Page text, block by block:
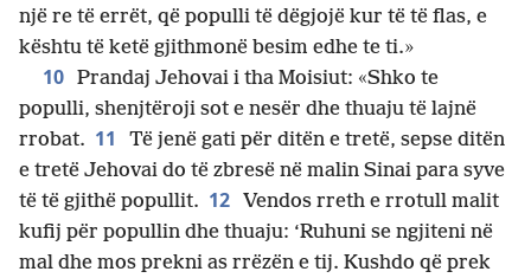
një re të errët, që populli të dëgjojë kur të të flas, e
kështu të ketë gjithmonë besim edhe te ti.»
10 Prandaj Jehovai i tha Moisiut: «Shko te
populli, shenjtëroji sot e nesër dhe thuaju të lajnë
rrobat. 11
Të jenë gati për ditën e tretë, sepse ditën
e tretë Jehovai do të zbresë në malin Sinai para syve
të të gjithë popullit. 12
Vendos rreth e rrotull malit
kufij për popullin dhe thuaju: ‘Ruhuni se ngjiteni në
mal dhe mos prekni as rrëzën e tij. Kushdo që prek